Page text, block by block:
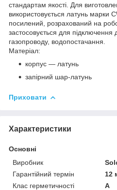
стандартам якості. Для
використовується латунь марки
посилений, розрахований на
застосовується для підключення
газопроводу, водопостачання.
Матеріал:
корпус ― латунь
запірний шар-латунь
Приховати
Характеристики
Основні
Виробник
Гарантійний термін
12
Клас герметичності
А